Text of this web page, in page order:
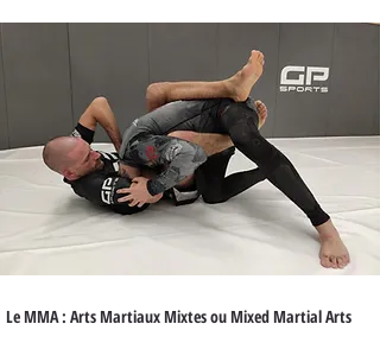
Le MMA : Arts Martiaux Mixtes ou Mixed Martial Arts